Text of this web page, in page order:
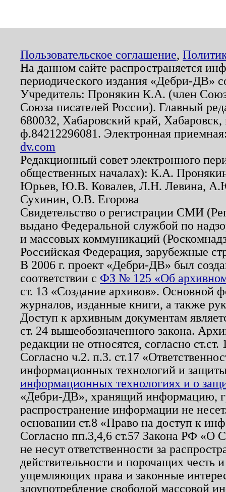
Пользовательское соглашение,
На данном сайте распространяется
периодического издания «Дебри-ДВ»
Учредитель: Пронякин К.А. (член
Союза писателей России). Главный
680032, Хабаровский край,
ф.84212296081. Электронная
dv.com
Редакционный совет электронного
общественных началах): К.А.
Юрьев, Ю.В. Ковалев, Л.Н. Левина,
Сухинин, О.В. Егорова
Свидетельство о регистрации СМИ
выдано Федеральной службой по
и массовых коммуникаций
Российская Федерация, зарубежные
В 2006 г. проект «Дебри-ДВ» был
соответствии с ФЗ № 125 «Об
ст. 13 «Создание архивов». Основной
журналов, изданные книги, а также
Доступ к архивным документам
ст. 24 вышеобозначенного закона.
редакции не относятся, согласно
Согласно ч.2. п.3. ст.17
информационных технологий и
информационных технологиях и о
«Дебри-ДВ», хранящий информацию,
распространение информации не
основании ст.8 «Право на доступ к
Согласно пп.3,4,6 ст.57 Закона РФ «О
не несут ответственности за
действительности и порочащих честь
ущемляющих права и законные
злоупотребление свободой массовой